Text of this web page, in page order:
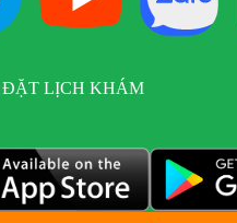
ĐẶT LỊCH KHÁM